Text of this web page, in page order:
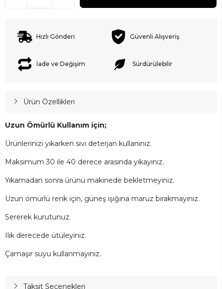
Hızlı Gönderi Güvenli Alışveriş
İade ve Değişim Sürdürülebilir
Ürün Özellikleri
Uzun Ömürlü Kullanım için;
Ürünlerinizi yıkarken sıvı deterjan kullanınız.
Maksimum 30 ile 40 derece arasında yıkayınız.
Yıkamadan sonra ürünü makinede bekletmeyiniz.
Uzun ömürlü renk için, güneş ışığına maruz bırakmayınız.
Sererek kurutunuz.
Ilık derecede ütüleyiniz.
Çamaşır suyu kullanmayınız.
Taksit Seçenekleri